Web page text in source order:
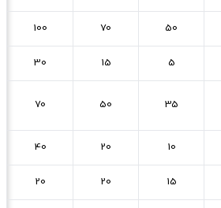
50
70
100
5
15
30
35
50
70
10
20
40
15
20
20